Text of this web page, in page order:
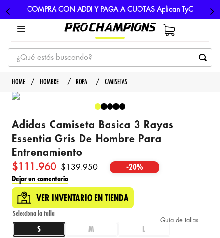
COMPRA CON ADDI Y PAGA A CUOTAS Aplican TyC
¿Qué estás buscando?
TÉRMINOS MÁS BUSCADOS
1
3. nike
4 . guayos
5. gorras
HOMBRE ROPA CAMISETAS
Adidas Camiseta Basica 3 Rayas
Essentia Gris De Hombre Para
Entrenamiento
$111 .960 $139.950 -20%
Dejar un comentario
VER INVENTARIO EN TIENDA
Guía de tallas
S M
L